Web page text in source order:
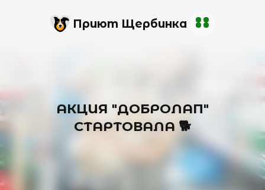
Приют Щербинка
АКЦИЯ "ДОБРОЛАП"
СТАРТОВАЛА 🐕